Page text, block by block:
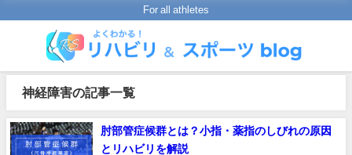
For all athletes
神経障害の記事一覧
肘部管症候群とは？小指・薬指のしびれの原因
とリハビリを解説